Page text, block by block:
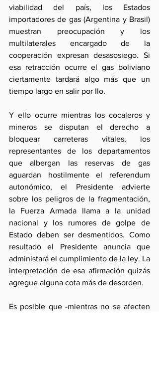
viabilidad del país, los Estados
importadores de gas (Argentina y Brasil)
muestran preocupación y los
multilaterales encargado de la
cooperación expresan desasosiego. Si
esa retracción ocurre el gas boliviano
ciertamente tardará algo más que un
tiempo largo en salir por Ilo.
Y ello ocurre mientras los cocaleros y
mineros se disputan el derecho a
bloquear carreteras vitales, los
representantes de los departamentos
que albergan las reservas de gas
aguardan hostilmente el referendum
autonómico, el Presidente advierte
sobre los peligros de la fragmentación,
la Fuerza Armada llama a la unidad
nacional y los rumores de golpe de
Estado deben ser desmentidos. Como
resultado el Presidente anuncia que
administará el cumplimiento de la ley. La
interpretación de esa afirmación quizás
agregue alguna cota más de desorden.
Es posible que -mientras no se afecten